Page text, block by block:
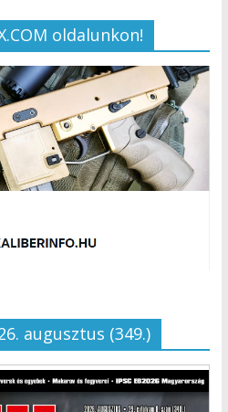
oldalunkon!
augusztus (349.)